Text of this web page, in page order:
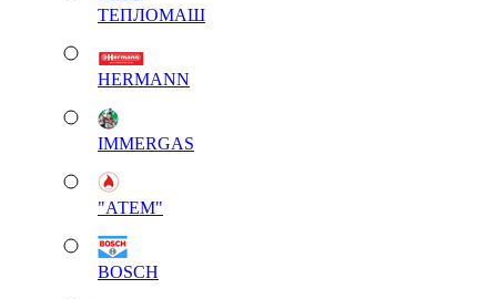
ТЕПЛОМАШ
HERMANN
IMMERGAS
"АТЕМ"
BOSCH